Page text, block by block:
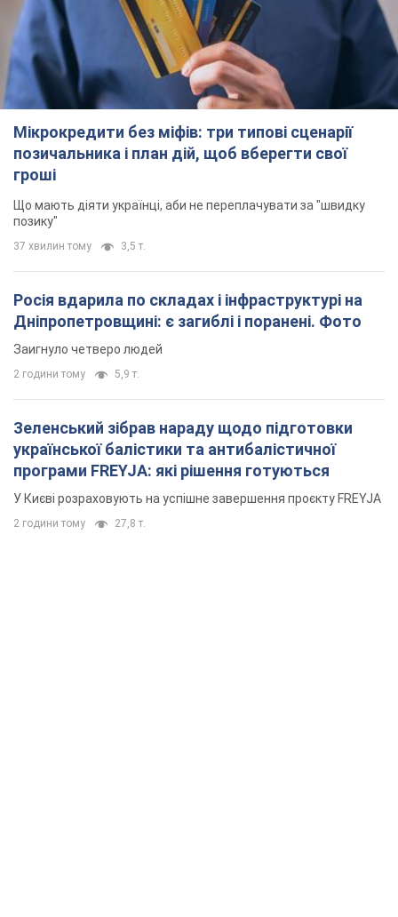
Мікрокредити без міфів: три типові сценарії
позичальника і план дій, щоб вберегти свої
гроші
Що мають діяти українці, аби не переплачувати за "швидку
позику"
37 хвилин тому 3,5 т.
Росія вдарила по складах і інфраструктурі на
Дніпропетровщині: є загиблі і поранені. Фото
Заигнуло четверо людей
2 години тому 5,9 т.
Зеленський зібрав нараду щодо підготовки
української балістики та антибалістичної
програми FREYJA: які рішення готуються
У Києві розраховують на успішне завершення проєкту FREYJA
2 години тому 27,8 т.